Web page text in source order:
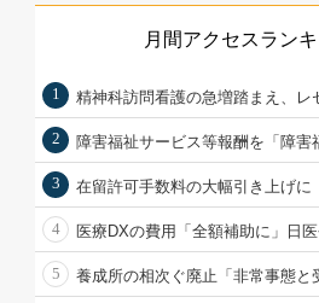
月間アクセスラン
1 精神科訪問看護の急増踏まえ、レ
2 障害福祉サービス等報酬を「障害
3 在留許可手数料の大幅引き上げに
4 医療DXの費用「全額補助に」日
5 養成所の相次ぐ廃止「非常事態と